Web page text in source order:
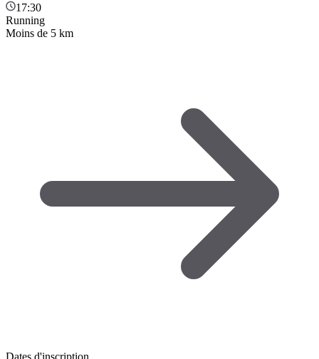
17:30
Running
Moins de 5 km
Dates d'inscription